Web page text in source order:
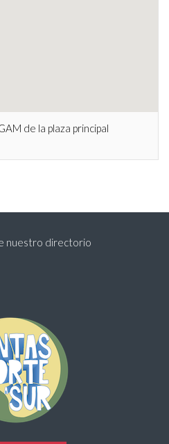
de la plaza principal
nuestro directorio